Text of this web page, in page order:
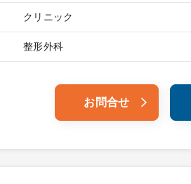
クリニック
整形外科
お問合せ